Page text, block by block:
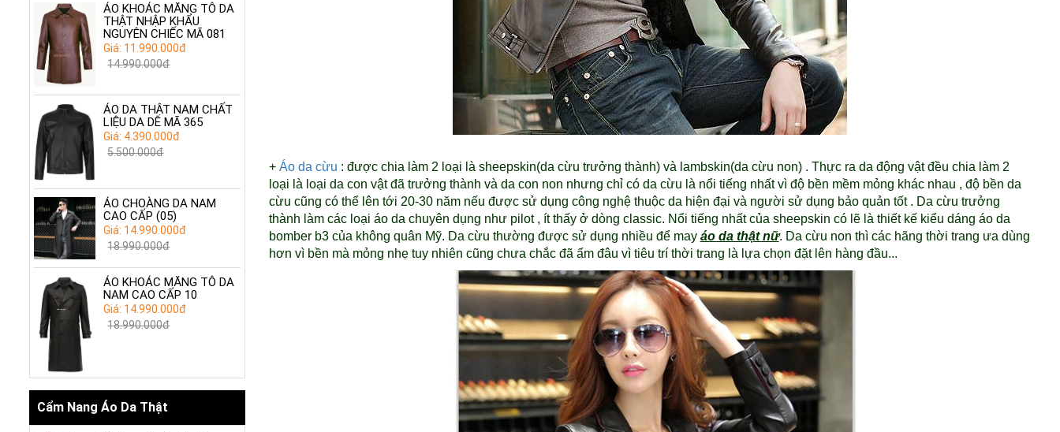
ÁO KHOÁC MĂNG TÔ DA
THẬT NHẬP KHẨU
NGUYÊN CHIẾC MÃ 081
Giá: 11.990.000đ
14.990.000đ
ÁO DA THẬT NAM CHẤT
LIỆU DA DÊ MÃ 365
Giá: 4.390.000đ
5.500.000đ
ÁO CHOÀNG DA NAM
CAO CẤP (05)
Giá: 14.990.000đ
18.990.000đ
ÁO KHOÁC MĂNG TÔ DA
NAM CAO CẤP 10
Giá: 14.990.000đ
18.990.000đ
Cẩm Nang Áo Da Thật
+ Áo da cừu : được chia làm 2 loại là sheepskin(da cừu trưởng thành) và lambskin(da cừu non) . Thực ra da động vật đều chia làm 2
loại là loại da con vật đã trưởng thành và da con non nhưng chỉ có da cừu là nổi tiếng nhất vì độ bền mềm mỏng khác nhau , độ bền da
cừu cũng có thể lên tới 20-30 năm nếu được sử dụng công nghệ thuộc da hiện đại và người sử dụng bảo quản tốt . Da cừu trưởng
thành làm các loại áo da chuyên dụng như pilot , ít thấy ở dòng classic. Nổi tiếng nhất của sheepskin có lẽ là thiết kế kiểu dáng áo da
bomber b3 của không quân Mỹ. Da cừu thường được sử dụng nhiều để may áo da thật nữ. Da cừu non thì các hãng thời trang ưa dùng
hơn vì bền mà mỏng nhẹ tuy nhiên cũng chưa chắc đã ấm đâu vì tiêu trí thời trang là lựa chọn đặt lên hàng đầu...